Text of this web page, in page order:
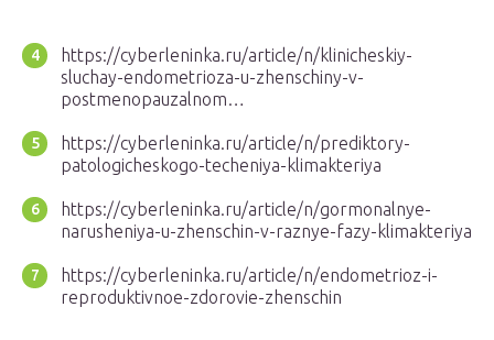
https://cyberleninka.ru/article/n/klinicheskiy-
sluchay-endometrioza-u-zhenschiny-v-
postmenopauzalnom…
https://cyberleninka.ru/article/n/prediktory-
patologicheskogo-techeniya-klimakteriya
https://cyberleninka.ru/article/n/gormonalnye-
narusheniya-u-zhenschin-v-raznye-fazy-klimakteriya
https://cyberleninka.ru/article/n/endometrioz-i-
reproduktivnoe-zdorovie-zhenschin